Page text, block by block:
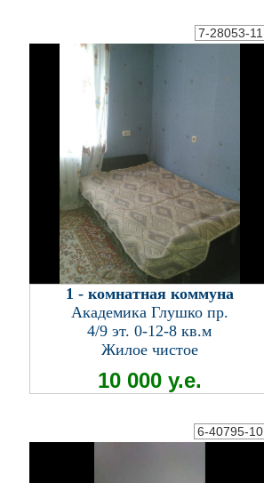
7-28053-11
1 - комнатная коммуна
Академика Глушко пр.
4/9 эт. 0-12-8 кв.м
Жилое чистое
10 000 у.е.
6-40795-10